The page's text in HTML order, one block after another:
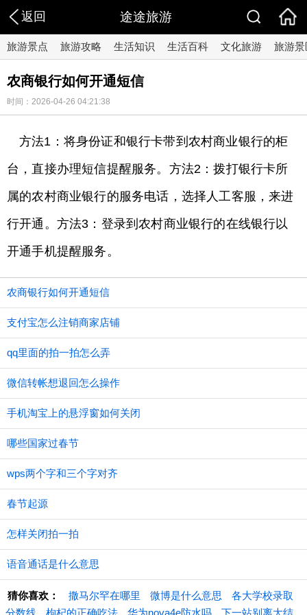
返回 途途旅游
旅游景点 旅游攻略 生活知识 生活百科 文化旅游 旅游景
农商银行如何开通短信
时间：2026-04-26 04:21:38
方法1：将身份证和银行卡带到农村商业银行的柜
台，直接办理短信提醒服务。方法2：拨打银行卡所
属的农村商业银行的服务电话，选择人工客服，来进
行开通。方法3：登录到农村商业银行的在线银行以
开通手机提醒服务。
农商银行如何开通短信
支付宝怎么注销商家店铺
qq里面的拍一拍怎么弄
微信转帐想退回怎么操作
手机淘宝上的悬浮窗如何关闭
哪些国家过春节
wps两个字和三个字对齐
春节起源
怎样关闭拍一拍
语音通话是什么意思
猜你喜欢： 撒马尔罕在哪里 微博是什么意思
各大学校录取
分数线
枸杞的正确吃法 华为nova4e防水吗 下一站别离大结